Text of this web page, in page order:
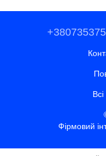
Фірмовий